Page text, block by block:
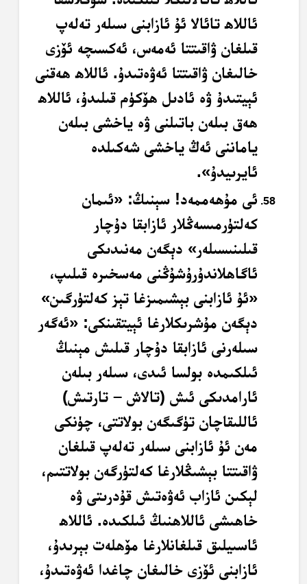
ئاللاھ تائالا ئۇ ئازابنى سىلەر تەلەپ
قىلغان ۋاقىتتا ئەمەس، ئەكسىچە ئۆزى
خالىغان ۋاقىتتا ئەۋەتىدۇ. ئاللاھ ھەقنى
ئېيتىدۇ ۋە ئادىل ھۆكۈم قىلىدۇ، ئاللاھ
ھەق بىلەن باتىلنى ۋە ياخشى بىلەن
ياماننى ئەڭ ياخشى شەكىلدە
ئايرىيدۇ».
ئى مۇھەممەد! سېنىڭ: «ئىمان
كەلتۈرمىسەڭلار ئازابقا دۇچار
قىلىنىسىلەر» دېگەن مەنىدىكى
ئاگاھلاندۇرۇشۇڭنى مەسخىرە قىلىپ،
«ئۇ ئازابنى بېشىمىزغا تېز كەلتۈرگىن»
دېگەن مۇشرىكلارغا ئېيتقىنكى: «ئەگەر
سىلەرنى ئازابقا دۇچار قىلىش مېنىڭ
ئىلكىمدە بولسا ئىدى، سىلەر بىلەن
ئارامدىكى ئىش (تالاش – تارتىش)
ئاللىقاچان تۈگىگەن بولاتتى، چۈنكى
مەن ئۇ ئازابنى سىلەر تەلەپ قىلغان
ۋاقىتتا بېشىڭلارغا كەلتۈرگەن بولاتتىم،
لېكىن ئازاب ئەۋەتىش قۇدرىتى ۋە
خاھىشى ئاللاھنىڭ ئىلكىدە. ئاللاھ
ئاسىيلىق قىلغانلارغا مۆھلەت بېرىدۇ،
ئازابنى ئۆزى خالىغان چاغدا ئەۋەتىدۇ،